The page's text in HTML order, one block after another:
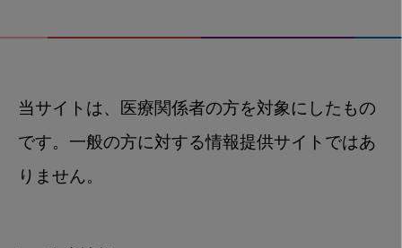
当サイトは、医療関係者の方を対象にしたもの
です。一般の方に対する情報提供サイトではあ
りません。